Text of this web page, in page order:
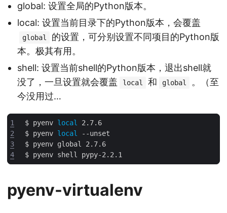
global: 设置全局的Python版本。
local: 设置当前目录下的Python版本，会覆盖
global
的设置，可分别设置不同项目的Python版
本。极其有用。
shell: 设置当前shell的Python版本，退出shell就
没了，一旦设置就会覆盖
local 和 global
。（至
今没用过…
1 $ pyenv local
2.7.6
2
$ pyenv local
3
$ pyenv global 2.7.6
4
pyenv-virtualenv